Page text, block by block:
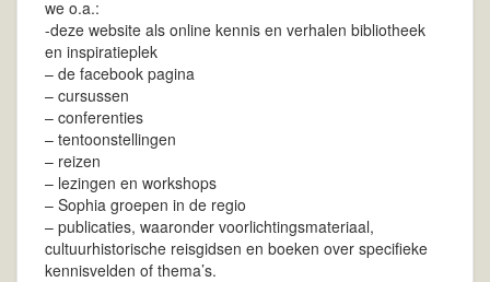
we o.a.:
-deze website als online kennis en verhalen bibliotheek
en inspiratieplek
– de facebook pagina
– cursussen
– conferenties
– tentoonstellingen
– reizen
– lezingen en workshops
– Sophia groepen in de regio
– publicaties, waaronder voorlichtingsmateriaal,
cultuurhistorische reisgidsen en boeken over specifieke
kennisvelden of thema’s.